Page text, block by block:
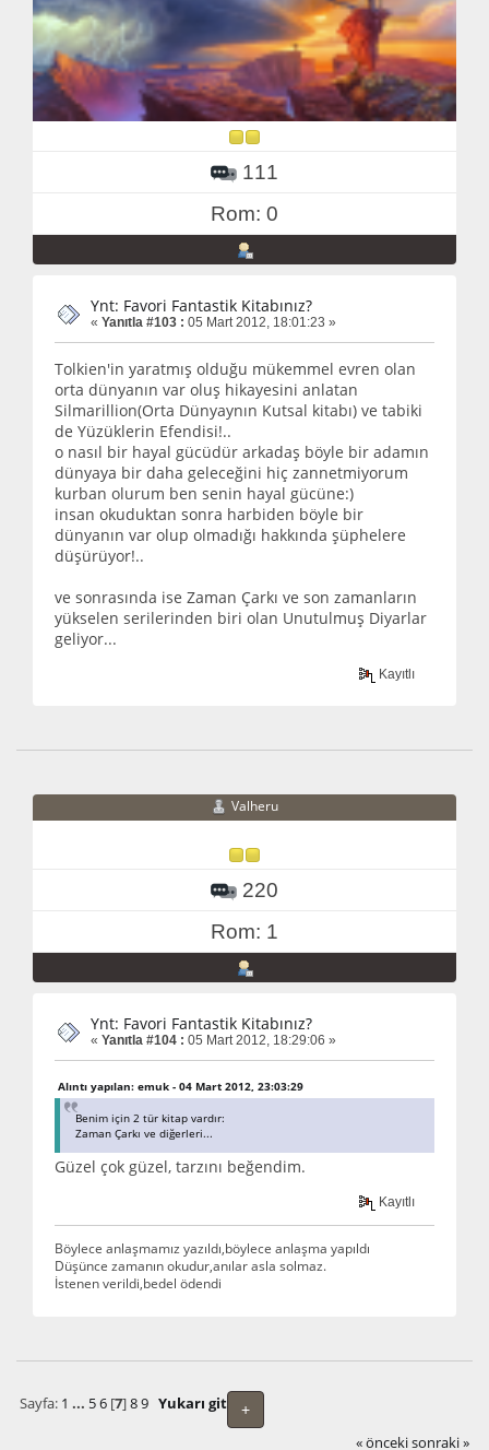
111
Rom: 0
Ynt: Favori Fantastik Kitabınız?
« Yanıtla #103 : 05 Mart 2012, 18:01:23 »
Tolkien'in yaratmış olduğu mükemmel evren olan
orta dünyanın var oluş hikayesini anlatan
Silmarillion(Orta Dünyaynın Kutsal kitabı) ve tabiki
de Yüzüklerin Efendisi!..
o nasıl bir hayal gücüdür arkadaş böyle bir adamın
dünyaya bir daha geleceğini hiç zannetmiyorum
kurban olurum ben senin hayal gücüne:)
insan okuduktan sonra harbiden böyle bir
dünyanın var olup olmadığı hakkında şüphelere
düşürüyor!..
ve sonrasında ise Zaman Çarkı ve son zamanların
yükselen serilerinden biri olan Unutulmuş Diyarlar
geliyor...
Kayıtlı
Valheru
220
Rom: 1
Ynt: Favori Fantastik Kitabınız?
« Yanıtla #104 : 05 Mart 2012, 18:29:06 »
Alıntı yapılan: emuk - 04 Mart 2012, 23:03:29
Benim için 2 tür kitap vardır:
Zaman Çarkı ve diğerleri...
Güzel çok güzel, tarzını beğendim.
Kayıtlı
Böylece anlaşmamız yazıldı,böylece anlaşma yapıldı
Düşünce zamanın okudur,anılar asla solmaz.
İstenen verildi,bedel ödendi
+
Sayfa: 1 ... 5 6[7]8 9 Yukarı git
« önceki sonraki »